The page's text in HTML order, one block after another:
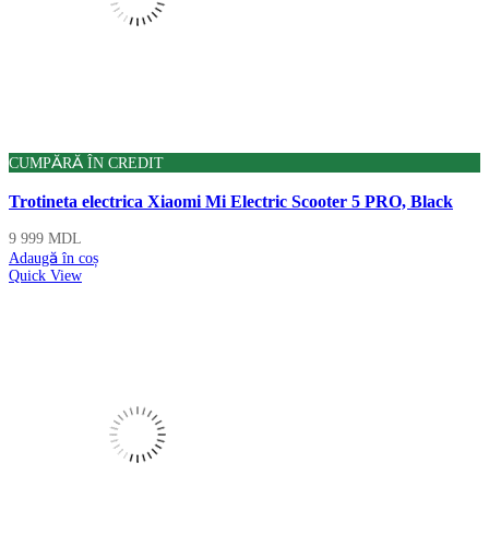
CUMPĂRĂ ÎN CREDIT
Trotineta electrica Xiaomi Mi Electric Scooter 5 PRO, Black
9 999 MDL
Adaugă în coș
Quick View